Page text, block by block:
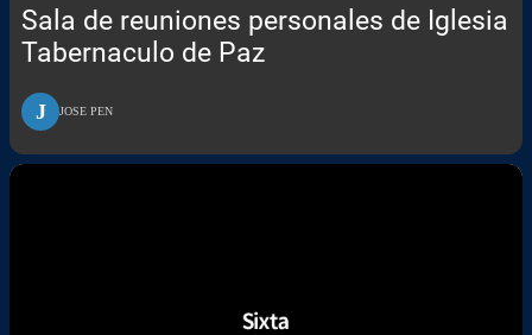
Sala de reuniones personales de Iglesia
Tabernaculo de Paz
J JOSE PEN